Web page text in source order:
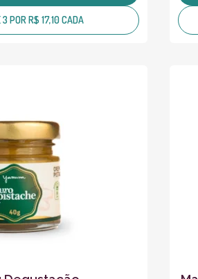
3 POR R$ 17,10 CADA